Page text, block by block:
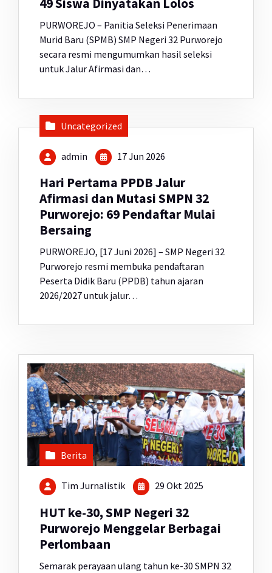
PURWOREJO – Panitia Seleksi Penerimaan
Murid Baru (SPMB) SMP Negeri 32 Purworejo
secara resmi mengumumkan hasil seleksi
untuk Jalur Afirmasi dan…
Uncategorized
admin 17 Jun 2026
Hari Pertama PPDB Jalur
Afirmasi dan Mutasi SMPN 32
Purworejo: 69 Pendaftar Mulai
Bersaing
PURWOREJO, [17 Juni 2026] – SMP Negeri 32
Purworejo resmi membuka pendaftaran
Peserta Didik Baru (PPDB) tahun ajaran
2026/2027 untuk jalur…
Berita
Tim Jurnalistik 29 Okt 2025
HUT ke-30, SMP Negeri 32
Purworejo Menggelar Berbagai
Perlombaan
Semarak perayaan ulang tahun ke-30 SMPN 32